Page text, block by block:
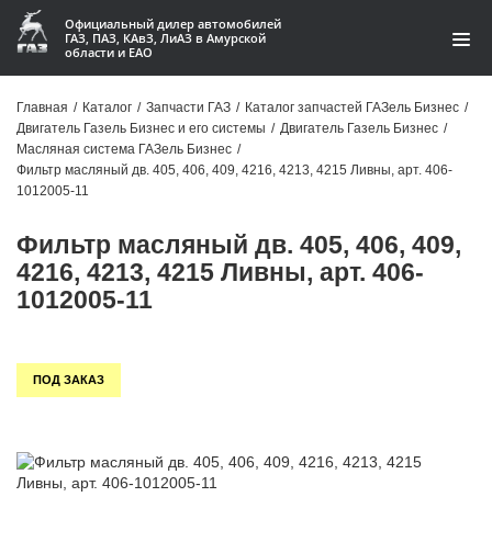
Официальный дилер автомобилей
ГАЗ, ПАЗ, КАвЗ, ЛиАЗ в Амурской
области и ЕАО
Акции
О компании
Контакты
Доставка
Статьи
Главная / Каталог / Запчасти ГАЗ / Каталог запчастей ГАЗель Бизнес /
Двигатель Газель Бизнес и его системы / Двигатель Газель Бизнес /
Масляная система ГАЗель Бизнес /
Фильтр масляный дв. 405, 406, 409, 4216, 4213, 4215 Ливны, арт. 406-
1012005-11
Фильтр масляный дв. 405, 406, 409,
4216, 4213, 4215 Ливны, арт. 406-
1012005-11
ПОД ЗАКАЗ